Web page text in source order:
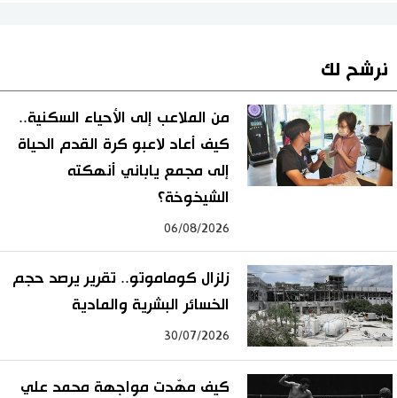
نرشح لك
من الملاعب إلى الأحياء السكنية..
كيف أعاد لاعبو كرة القدم الحياة
إلى مجمع ياباني أنهكته
الشيخوخة؟
06/08/2026
زلزال كوماموتو.. تقرير يرصد حجم
الخسائر البشرية والمادية
30/07/2026
كيف مهّدت مواجهة محمد علي